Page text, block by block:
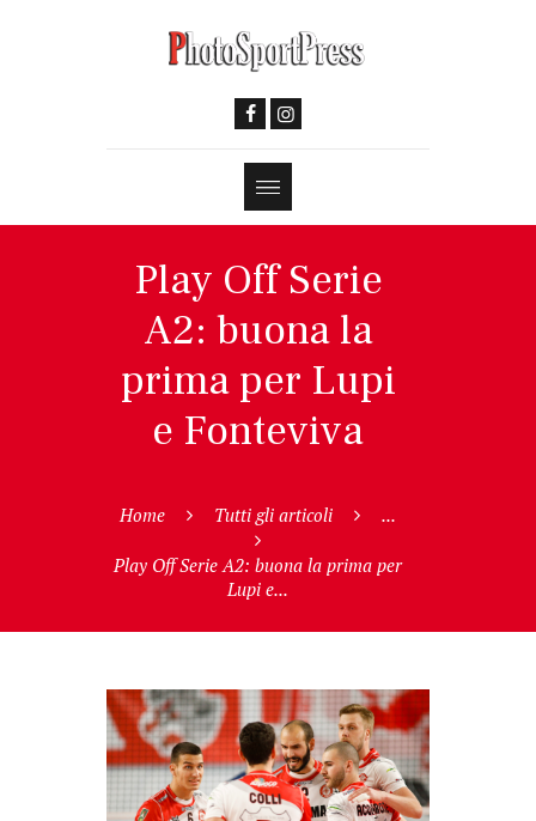
Play Off Serie
A2: buona la
prima per Lupi
e Fonteviva
Home Tutti gli articoli ...
Play Off Serie A2: buona la prima per
Lupi e...